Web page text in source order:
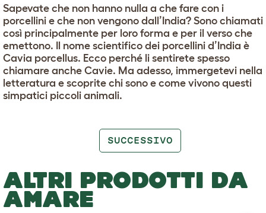
Sapevate che non hanno nulla a che fare con i
porcellini e che non vengono dall’India? Sono chiamati
così principalmente per loro forma e per il verso che
emettono. Il nome scientifico dei porcellini d’India è
Cavia porcellus. Ecco perché li sentirete spesso
chiamare anche Cavie. Ma adesso, immergetevi nella
letteratura e scoprite chi sono e come vivono questi
simpatici piccoli animali.
SUCCESSIVO
ALTRI PRODOTTI DA
AMARE